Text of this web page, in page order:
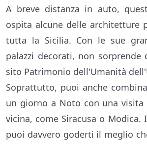
A breve distanza in auto,
ospita alcune delle architetture
tutta la Sicilia. Con le sue
palazzi decorati, non sorprende
sito Patrimonio dell'Umanità
Soprattutto, puoi anche
un giorno a Noto con una
vicina, come Siracusa o Modica.
puoi davvero goderti il meglio